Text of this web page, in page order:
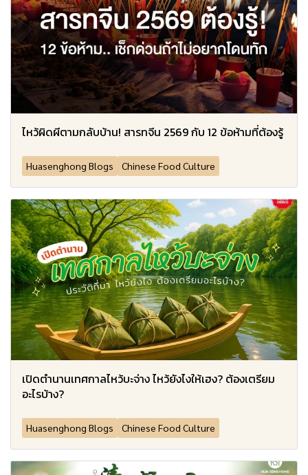
ไหว้ผิดผีตามกลับบ้าน! สารทจีน 2569 กับ 12 ข้อห้ามที่ต้องรู้
Huasenghong Blogs Chinese Food Culture
เปิดตำนานเทศกาลไหว้บะจ่าง ไหว้ยังไงให้เฮง? ต้องเตรียม
อะไรบ้าง?
Huasenghong Blogs Chinese Food Culture